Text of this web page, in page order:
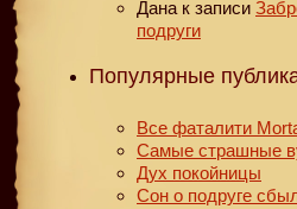
Дана к записи
подруги
Популярные
Все фаталити
Самые страшные
Дух покойницы
Сон о подруге